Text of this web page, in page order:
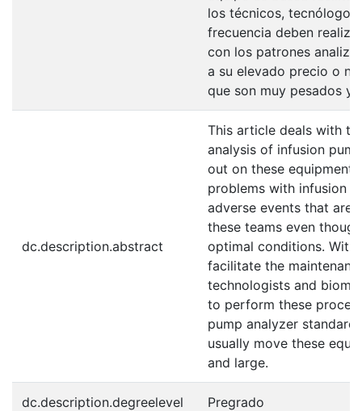
los técnicos,
frecuencia deben
con los patrones
a su elevado precio o
que son muy pesados y
dc.description.abstract
This article deals with
analysis of infusion
out on these
problems with infusion
adverse events that are
these teams even
optimal conditions. With
facilitate the
technologists and
to perform these
pump analyzer
usually move these
and large.
dc.description.degreelevel Pregrado